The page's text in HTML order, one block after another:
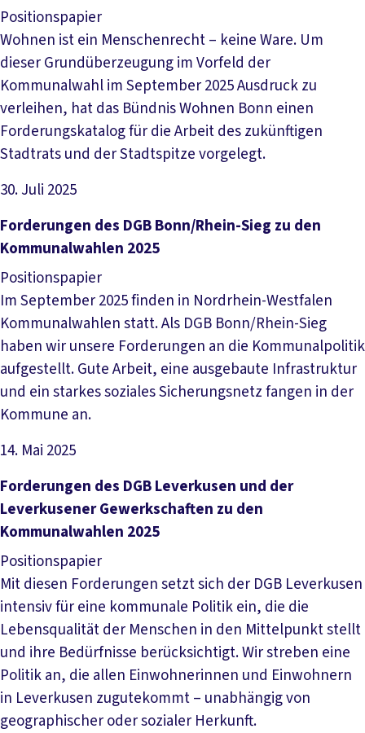
Positionspapier
Wohnen ist ein Menschenrecht – keine Ware. Um
dieser Grundüberzeugung im Vorfeld der
Kommunalwahl im September 2025 Ausdruck zu
verleihen, hat das Bündnis Wohnen Bonn einen
Forderungskatalog für die Arbeit des zukünftigen
Stadtrats und der Stadtspitze vorgelegt.
30. Juli 2025
Datei herunterladen
Forderungen des DGB Bonn/Rhein-Sieg zu den
Kommunalwahlen 2025
Positionspapier
Im September 2025 finden in Nordrhein-Westfalen
Kommunalwahlen statt. Als DGB Bonn/Rhein-Sieg
haben wir unsere Forderungen an die Kommunalpolitik
aufgestellt. Gute Arbeit, eine ausgebaute Infrastruktur
und ein starkes soziales Sicherungsnetz fangen in der
Kommune an.
14. Mai 2025
Datei herunterladen
Forderungen des DGB Leverkusen und der
Leverkusener Gewerkschaften zu den
Kommunalwahlen 2025
Positionspapier
Mit diesen Forderungen setzt sich der DGB Leverkusen
intensiv für eine kommunale Politik ein, die die
Lebensqualität der Menschen in den Mittelpunkt stellt
und ihre Bedürfnisse berücksichtigt. Wir streben eine
Politik an, die allen Einwohnerinnen und Einwohnern
in Leverkusen zugutekommt – unabhängig von
geographischer oder sozialer Herkunft.